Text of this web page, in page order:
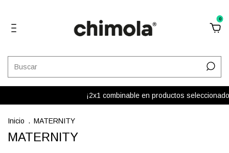
0
¡2x1 combinable en productos seleccionados! Del
Inicio . MATERNITY
MATERNITY